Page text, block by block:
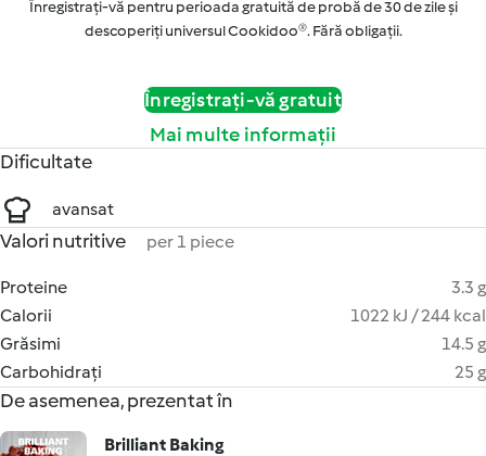
Înregistrați-vă pentru perioada gratuită de probă de 30 de zile și
descoperiți universul Cookidoo®. Fără obligaţii.
Înregistrați-vă gratuit
Mai multe informații
Dificultate
avansat
Valori nutritive per 1 piece
Proteine
3.3 g
Calorii
1022 kJ / 244 kcal
Grăsimi
14.5 g
Carbohidrați
25 g
De asemenea, prezentat în
Brilliant Baking